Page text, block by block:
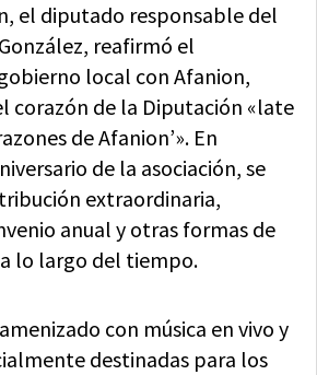
el diputado responsable del
reafirmó el
local con Afanion,
corazón de la Diputación «late
de Afanion’». En
de la asociación, se
extraordinaria,
anual y otras formas de
lo largo del tiempo.
con música en vivo y
destinadas para los